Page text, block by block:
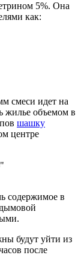
5%. Она
как:
смеси идет на
жилье объемом в
шашку
центре
содержимое в
будут уйти из
после